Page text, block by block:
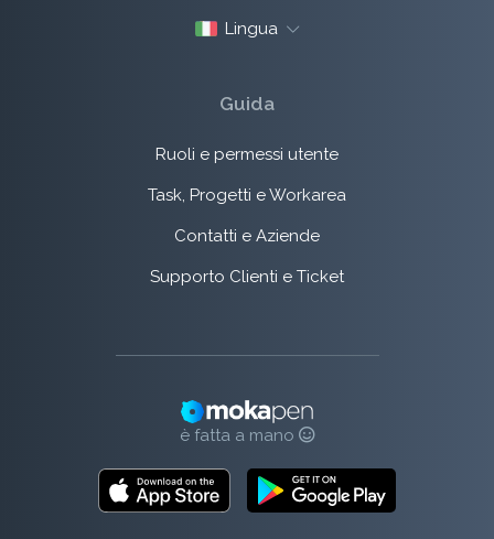
Lingua
Guida
Ruoli e permessi utente
Task, Progetti e Workarea
Contatti e Aziende
Supporto Clienti e Ticket
è fatta a mano